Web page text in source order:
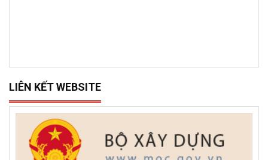
LIÊN KẾT WEBSITE